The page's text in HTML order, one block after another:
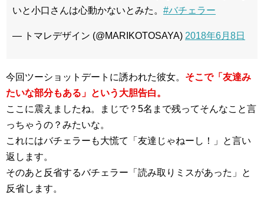
いと小口さんは心動かないとみた。 #バチェラー
— トマレデザイン (@MARIKOTOSAYA) 2018年6月8日
今回ツーショットデートに誘われた彼女。 そこで「友達み
たいな部分もある」という大胆告白。
ここに震えましたね。まじで？5名まで残ってそんなこと言
っちゃうの？みたいな。
これにはバチェラーも大慌て「友達じゃねーし！」と言い
返します。
そのあと反省するバチェラー「読み取りミスがあった」と
反省します。